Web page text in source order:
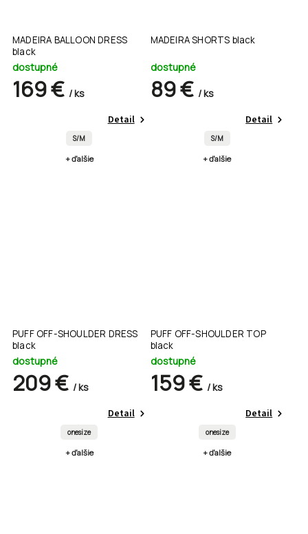
MADEIRA BALLOON DRESS
black
dostupné
169 € / ks
Detail
S/M
+ ďalšie
MADEIRA SHORTS black
dostupné
89 € / ks
Detail
S/M
+ ďalšie
PUFF OFF-SHOULDER DRESS
black
dostupné
209 € / ks
Detail
onesize
+ ďalšie
PUFF OFF-SHOULDER TOP
black
dostupné
159 € / ks
Detail
onesize
+ ďalšie